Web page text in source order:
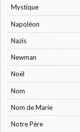
Mystique
Napoléon
Nazis
Newman
Noël
Nom
Nom de Marie
Notre Père